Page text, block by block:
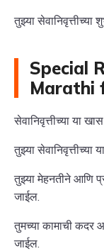
तुझ्या
Special
Marathi
सेवानिवृत्तीच्या या
तुझ्या सेवानिवृत्तीच्या
तुझ्या मेहनतीने आणि
जाईल.
तुमच्या कामाची कदर
जाईल.